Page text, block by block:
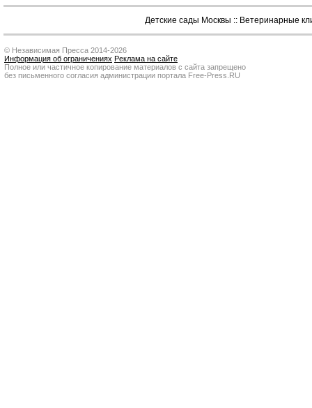
Детские сады Москвы :: Ветеринарные
© Независимая Пресса 2014-2026
Информация об ограничениях Реклама на сайте
Полное или частичное копирование материалов с сайта запрещено
без письменного согласия администрации портала Free-Press.RU